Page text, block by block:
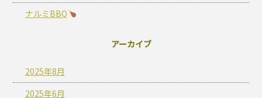
ナルミBBQ
アーカイブ
2025年8月
2025年6月